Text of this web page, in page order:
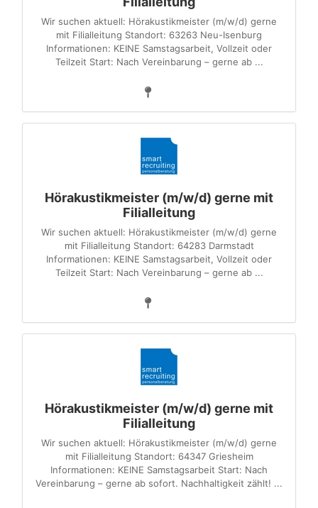
Wir suchen aktuell: Hörakustikmeister (m/w/d) gerne
mit Filialleitung Standort: 63263 Neu-Isenburg
Informationen: KEINE Samstagsarbeit, Vollzeit oder
Teilzeit Start: Nach Vereinbarung – gerne ab ...
Hörakustikmeister (m/w/d) gerne mit
Filialleitung
Wir suchen aktuell: Hörakustikmeister (m/w/d) gerne
mit Filialleitung Standort: 64283 Darmstadt
Informationen: KEINE Samstagsarbeit, Vollzeit oder
Teilzeit Start: Nach Vereinbarung – gerne ab ...
Hörakustikmeister (m/w/d) gerne mit
Filialleitung
Wir suchen aktuell: Hörakustikmeister (m/w/d) gerne
mit Filialleitung Standort: 64347 Griesheim
Informationen: KEINE Samstagsarbeit Start: Nach
Vereinbarung – gerne ab sofort. Nachhaltigkeit zählt! ...